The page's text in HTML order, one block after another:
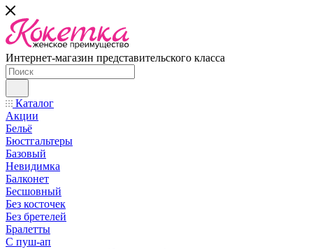
Интернет-магазин представительского класса
Каталог
Акции
Бельё
Бюстгальтеры
Базовый
Невидимка
Балконет
Бесшовный
Без косточек
Без бретелей
Бралетты
С пуш-ап